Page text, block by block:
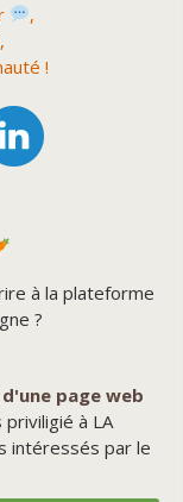
,
!
à la plateforme
?
page web
priviligié à LA
intéressés par le